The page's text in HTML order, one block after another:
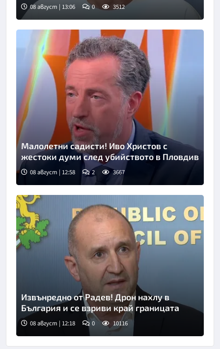
08 август | 13:06 0 3512
Снимка: бТВ
Малолетни садисти! Иво Христов с
жестоки думи след убийството в Пловдив
08 август | 12:58 2 3667
Извънредно от Радев! Дрон нахлу в
България и се взриви край границата
08 август | 12:18 0 10116